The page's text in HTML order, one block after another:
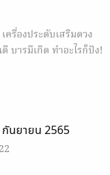
รื่องประดับเสริมดวง
บารมีเกิด ทำอะไรก็ปัง!
นยายน 2565